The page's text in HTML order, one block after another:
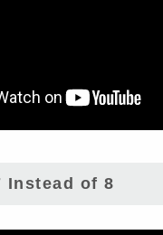
Instead of 8